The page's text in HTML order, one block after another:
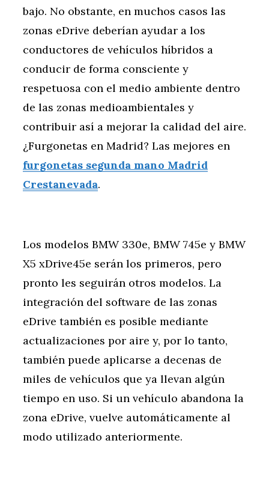
bajo. No obstante, en muchos casos las
zonas eDrive deberían ayudar a los
conductores de vehículos híbridos a
conducir de forma consciente y
respetuosa con el medio ambiente dentro
de las zonas medioambientales y
contribuir así a mejorar la calidad del aire.
¿Furgonetas en Madrid? Las mejores en
furgonetas segunda mano Madrid
Crestanevada.
Los modelos BMW 330e, BMW 745e y BMW
X5 xDrive45e serán los primeros, pero
pronto les seguirán otros modelos. La
integración del software de las zonas
eDrive también es posible mediante
actualizaciones por aire y, por lo tanto,
también puede aplicarse a decenas de
miles de vehículos que ya llevan algún
tiempo en uso. Si un vehículo abandona la
zona eDrive, vuelve automáticamente al
modo utilizado anteriormente.